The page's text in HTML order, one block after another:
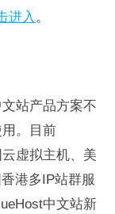
进入 。
站产品方案不
。目前
虚拟主机、美
港多IP站群服
中文站新